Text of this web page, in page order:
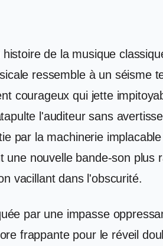
de la musique
ressemble à un séisme
courageux qui jette
l'auditeur sans
par la machinerie
nouvelle bande-son
vacillant dans l'obscurité.
par une impasse
frappante pour le réveil